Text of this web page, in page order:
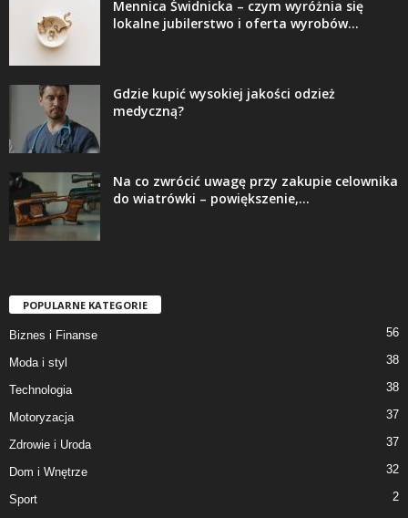
Mennica Świdnicka – czym wyróżnia się
lokalne jubilerstwo i oferta wyrobów...
Gdzie kupić wysokiej jakości odzież
medyczną?
Na co zwrócić uwagę przy zakupie celownika
do wiatrówki – powiększenie,...
POPULARNE KATEGORIE
Biznes i Finanse 56
Moda i styl 38
Technologia 38
Motoryzacja 37
Zdrowie i Uroda 37
Dom i Wnętrze 32
Sport 2